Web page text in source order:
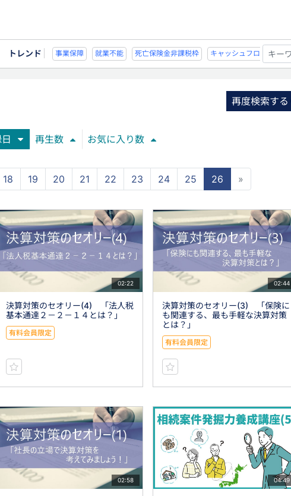
トレンド
就業不能 死亡保険金非課税枠 キャッシュフロー 宗教法人 事業保障 就業不能
再度検索する
再生数 お気に入り数
18 19 20 21 22 23 24 25 26 »
02:22
決算対策のセオリー(4) 「法人税
基本通達２－２－１４とは？」
有料会員限定
02:44
決算対策のセオリー(3) 「保険に
も関連する、最も手軽な決算対策
とは？」
有料会員限定
02:58 04:49